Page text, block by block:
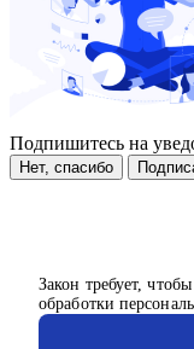
Закон требует,
обработки
Подпишитесь на
Нет, спасибо